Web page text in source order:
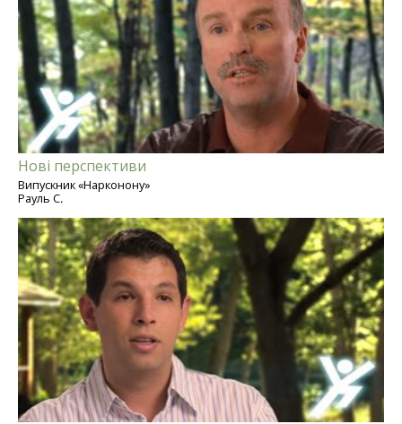
Нові перспективи
Випускник «Нарконону»
Рауль С.